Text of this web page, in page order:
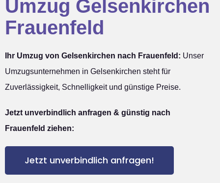
Umzug Gelsenkirchen
Frauenfeld
Ihr Umzug von Gelsenkirchen nach Frauenfeld: Unser
Umzugsunternehmen in Gelsenkirchen steht für
Zuverlässigkeit, Schnelligkeit und günstige Preise.
Jetzt unverbindlich anfragen & günstig nach
Frauenfeld ziehen:
Jetzt unverbindlich anfragen!